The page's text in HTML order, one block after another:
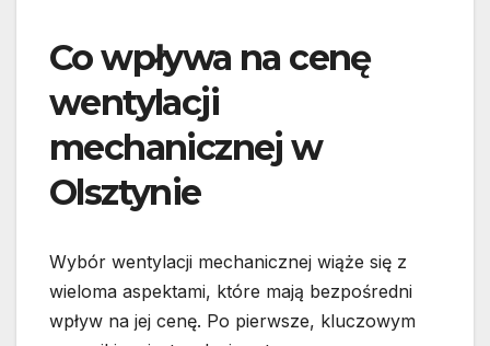
Co wpływa na cenę
wentylacji
mechanicznej w
Olsztynie
Wybór wentylacji mechanicznej wiąże się z
wieloma aspektami, które mają bezpośredni
wpływ na jej cenę. Po pierwsze, kluczowym